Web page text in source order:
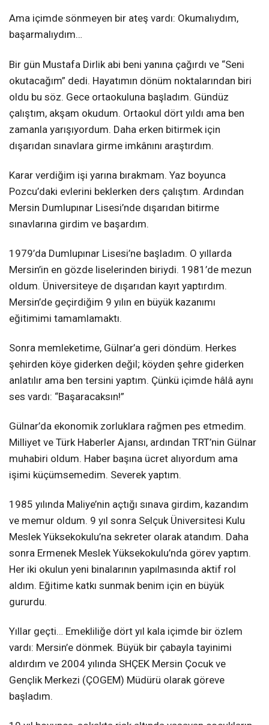
Ama içimde sönmeyen bir ateş vardı: Okumalıydım,
başarmalıydım…
Bir gün Mustafa Dirlik abi beni yanına çağırdı ve “Seni
okutacağım” dedi. Hayatımın dönüm noktalarından biri
oldu bu söz. Gece ortaokuluna başladım. Gündüz
çalıştım, akşam okudum. Ortaokul dört yıldı ama ben
zamanla yarışıyordum. Daha erken bitirmek için
dışarıdan sınavlara girme imkânını araştırdım.
Karar verdiğim işi yarına bırakmam. Yaz boyunca
Pozcu’daki evlerini beklerken ders çalıştım. Ardından
Mersin Dumlupınar Lisesi’nde dışarıdan bitirme
sınavlarına girdim ve başardım.
1979’da Dumlupınar Lisesi’ne başladım. O yıllarda
Mersin’in en gözde liselerinden biriydi. 1981’de mezun
oldum. Üniversiteye de dışarıdan kayıt yaptırdım.
Mersin’de geçirdiğim 9 yılın en büyük kazanımı
eğitimimi tamamlamaktı.
Sonra memleketime, Gülnar’a geri döndüm. Herkes
şehirden köye giderken değil; köyden şehre giderken
anlatılır ama ben tersini yaptım. Çünkü içimde hâlâ aynı
ses vardı: “Başaracaksın!”
Gülnar’da ekonomik zorluklara rağmen pes etmedim.
Milliyet ve Türk Haberler Ajansı, ardından TRT’nin Gülnar
muhabiri oldum. Haber başına ücret alıyordum ama
işimi küçümsemedim. Severek yaptım.
1985 yılında Maliye’nin açtığı sınava girdim, kazandım
ve memur oldum. 9 yıl sonra Selçuk Üniversitesi Kulu
Meslek Yüksekokulu’na sekreter olarak atandım. Daha
sonra Ermenek Meslek Yüksekokulu’nda görev yaptım.
Her iki okulun yeni binalarının yapılmasında aktif rol
aldım. Eğitime katkı sunmak benim için en büyük
gururdu.
Yıllar geçti… Emekliliğe dört yıl kala içimde bir özlem
vardı: Mersin’e dönmek. Büyük bir çabayla tayinimi
aldırdım ve 2004 yılında SHÇEK Mersin Çocuk ve
Gençlik Merkezi (ÇOGEM) Müdürü olarak göreve
başladım.